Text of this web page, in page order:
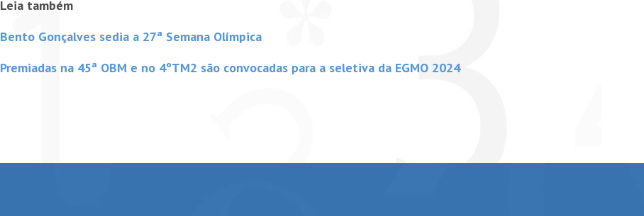
Leia também
Bento Gonçalves sedia a 27ª Semana Olímpica
Premiadas na 45ª OBM e no 4ºTM2 são convocadas para a seletiva da EGMO 2024